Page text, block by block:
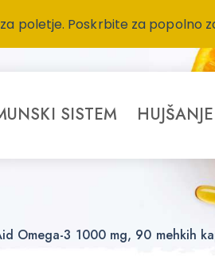
SISTEM HUJŠANJE
Omega-3 1000 mg, 90 mehkih
poletje. Poskrbite za popolno